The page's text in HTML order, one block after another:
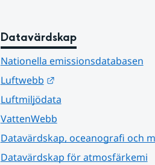
Datavärdskap
Nationella emissionsdatabasen
Luftwebb
Länk till annan
Luftmiljödata
VattenWebb
Datavärdskap, oceanografi och
Datavärdskap för atmosfärkemi